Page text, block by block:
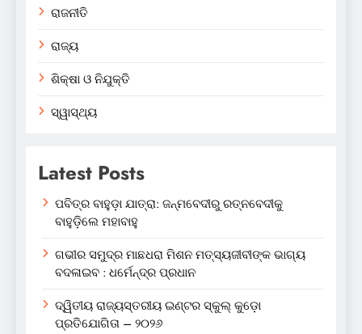
ରାଜନୀତି
ରାଜ୍ୟ
ଶିକ୍ଷା ଓ ନିଯୁକ୍ତି
ସ୍ୱାସ୍ଥ୍ୟ
Latest Posts
ପବିତ୍ର ବାହୁଡ଼ା ଯାତ୍ରା: ଜନ୍ମବେଦୀରୁ ରତ୍ନବେଦୀକୁ
ବାହୁଡ଼ିଲେ ମହାବାହୁ
ଗଭୀର ସମୁଦ୍ର ମାଛଧରା ମିଶନ ମତ୍ସ୍ୟଜୀବୀଙ୍କ ଭାଗ୍ୟ
ବଦଳାଇବ : ଧର୍ମେନ୍ଦ୍ର ପ୍ରଧାନ
ଦ୍ୱିତୀୟ ରାଜ୍ୟସ୍ତରୀୟ ଇଣ୍ଟର ସ୍କୁଲ୍ କୁଡ଼ୋ
ପ୍ରତିଯୋଗିତା – ୨୦୨୬